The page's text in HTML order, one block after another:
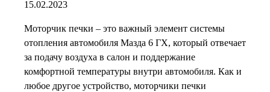
15.02.2023
Моторчик печки – это важный элемент системы
отопления автомобиля Мазда 6 ГХ, который отвечает
за подачу воздуха в салон и поддержание
комфортной температуры внутри автомобиля. Как и
любое другое устройство, моторчики печки